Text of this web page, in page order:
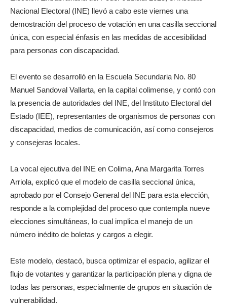
Nacional Electoral (INE) llevó a cabo este viernes una
demostración del proceso de votación en una casilla seccional
única, con especial énfasis en las medidas de accesibilidad
para personas con discapacidad.
El evento se desarrolló en la Escuela Secundaria No. 80
Manuel Sandoval Vallarta, en la capital colimense, y contó con
la presencia de autoridades del INE, del Instituto Electoral del
Estado (IEE), representantes de organismos de personas con
discapacidad, medios de comunicación, así como consejeros
y consejeras locales.
La vocal ejecutiva del INE en Colima, Ana Margarita Torres
Arriola, explicó que el modelo de casilla seccional única,
aprobado por el Consejo General del INE para esta elección,
responde a la complejidad del proceso que contempla nueve
elecciones simultáneas, lo cual implica el manejo de un
número inédito de boletas y cargos a elegir.
Este modelo, destacó, busca optimizar el espacio, agilizar el
flujo de votantes y garantizar la participación plena y digna de
todas las personas, especialmente de grupos en situación de
vulnerabilidad.